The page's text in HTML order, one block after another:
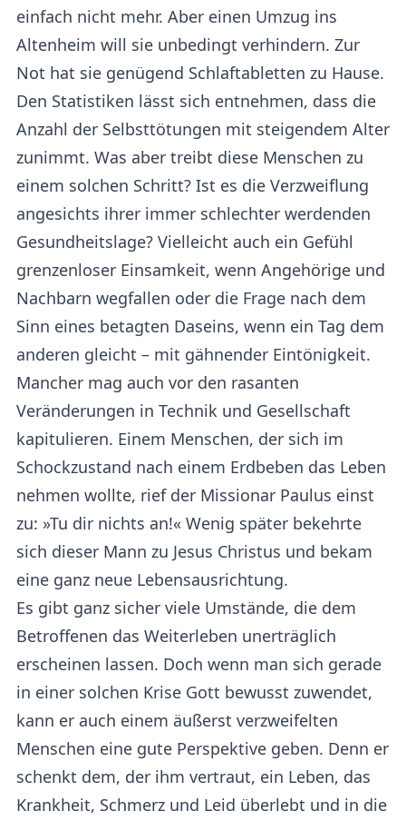
einfach nicht mehr. Aber einen Umzug ins
Altenheim will sie unbedingt verhindern. Zur
Not hat sie genügend Schlaftabletten zu Hause.
Den Statistiken lässt sich entnehmen, dass die
Anzahl der Selbsttötungen mit steigendem Alter
zunimmt. Was aber treibt diese Menschen zu
einem solchen Schritt? Ist es die Verzweiflung
angesichts ihrer immer schlechter werdenden
Gesundheitslage? Vielleicht auch ein Gefühl
grenzenloser Einsamkeit, wenn Angehörige und
Nachbarn wegfallen oder die Frage nach dem
Sinn eines betagten Daseins, wenn ein Tag dem
anderen gleicht – mit gähnender Eintönigkeit.
Mancher mag auch vor den rasanten
Veränderungen in Technik und Gesellschaft
kapitulieren. Einem Menschen, der sich im
Schockzustand nach einem Erdbeben das Leben
nehmen wollte, rief der Missionar Paulus einst
zu: »Tu dir nichts an!« Wenig später bekehrte
sich dieser Mann zu Jesus Christus und bekam
eine ganz neue Lebensausrichtung.
Es gibt ganz sicher viele Umstände, die dem
Betroffenen das Weiterleben unerträglich
erscheinen lassen. Doch wenn man sich gerade
in einer solchen Krise Gott bewusst zuwendet,
kann er auch einem äußerst verzweifelten
Menschen eine gute Perspektive geben. Denn er
schenkt dem, der ihm vertraut, ein Leben, das
Krankheit, Schmerz und Leid überlebt und in die